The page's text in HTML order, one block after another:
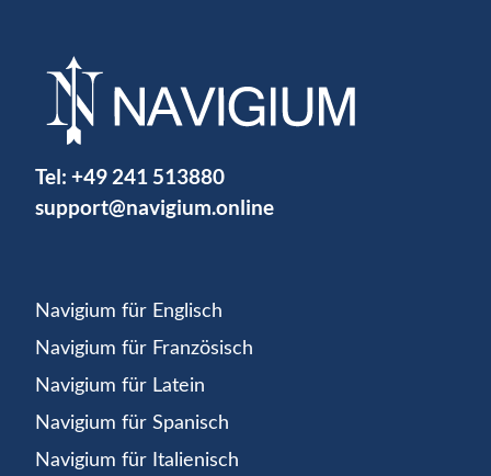
Tel: +49 241 513880
support@navigium.online
Navigium für Englisch
Navigium für Französisch
Navigium für Latein
Navigium für Spanisch
Navigium für Italienisch